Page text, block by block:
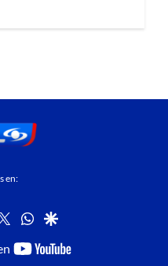
en:
twitterwhatsapp
google
youtube-